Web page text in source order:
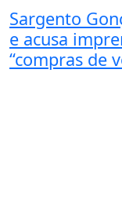
Sargento
e acusa
“compras de